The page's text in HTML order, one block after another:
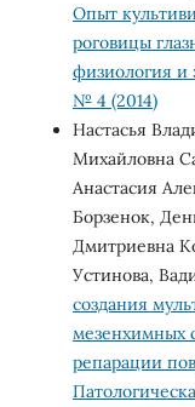
Опыт
роговицы
физиология и
№ 4 (2014)
Настасья
Михайловна
Анастасия
Борзенок,
Дмитриевна
Устинова,
создания
мезенхимных
репарации